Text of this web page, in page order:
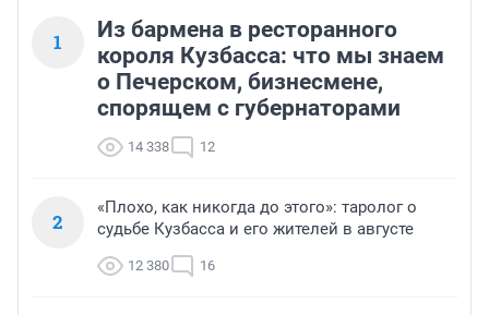
1
Из бармена в ресторанного
короля Кузбасса: что мы знаем
о Печерском, бизнесмене,
спорящем с губернаторами
14 338 12
2
«Плохо, как никогда до этого»: таролог о
судьбе Кузбасса и его жителей в августе
12 380 16